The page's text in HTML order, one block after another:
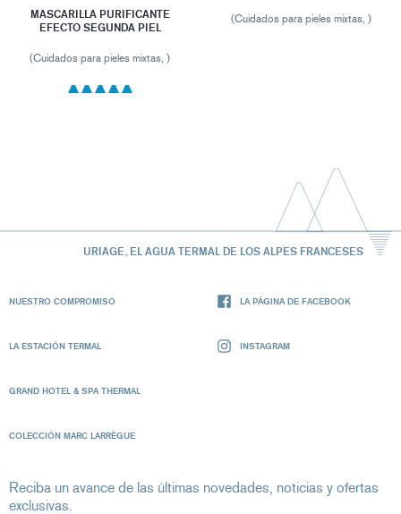
MASCARILLA PURIFICANTE
EFECTO SEGUNDA PIEL
(Cuidados para pieles mixtas, )
(Cuidados para pieles mixtas, )
URIAGE, EL AGUA TERMAL DE LOS ALPES FRANCESES
NUESTRO COMPROMISO
LA ESTACIÓN TERMAL
GRAND HOTEL & SPA THERMAL
COLECCIÓN MARC LARRÈGUE
LA PÁGINA DE FACEBOOK
INSTAGRAM
Reciba un avance de las últimas novedades, noticias y ofertas
exclusivas.